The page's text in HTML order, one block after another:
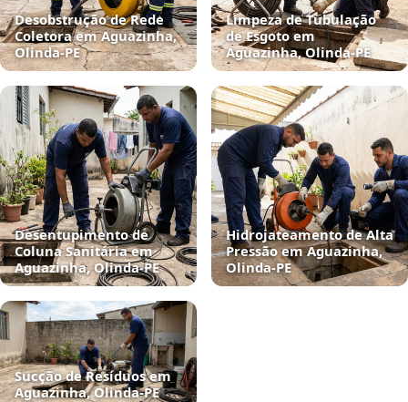
Desobstrução de Rede
Coletora em Aguazinha,
Olinda‑PE
Limpeza de Tubulação
de Esgoto em
Aguazinha, Olinda‑PE
Desentupimento de
Coluna Sanitária em
Aguazinha, Olinda‑PE
Hidrojateamento de Alta
Pressão em Aguazinha,
Olinda‑PE
Sucção de Resíduos em
Aguazinha, Olinda‑PE